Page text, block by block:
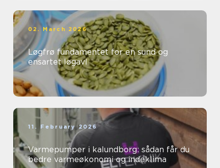
02. March 2026
Løgfrø fundamentet for en sund og
ensartet løgavl
11. February 2026
Varmepumper i kalundborg: sådan får du
bedre varmeøkonomi og indeklima